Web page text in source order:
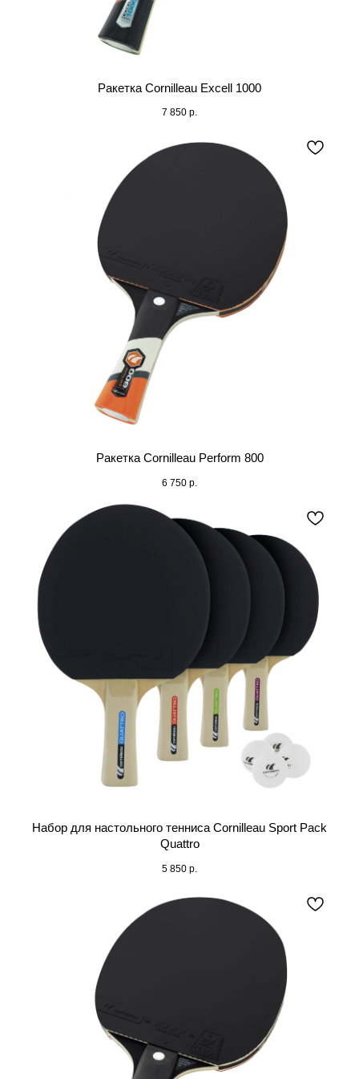
Ракетка Cornilleau Excell 1000
7 850 р.
Ракетка Cornilleau Perform 800
6 750 р.
Набор для настольного тенниса Cornilleau Sport Pack
Quattro
5 850 р.